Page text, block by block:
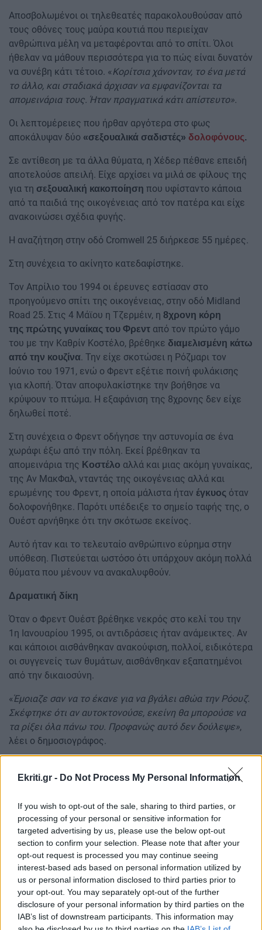
Ekriti.gr - Do Not Process My Personal Information
If you wish to opt-out of the sale, sharing to third parties, or
processing of your personal or sensitive information for
targeted advertising by us, please use the below opt-out
section to confirm your selection. Please note that after your
opt-out request is processed you may continue seeing
interest-based ads based on personal information utilized by
us or personal information disclosed to third parties prior to
your opt-out. You may separately opt-out of the further
disclosure of your personal information by third parties on the
IAB’s list of downstream participants. This information may
Αποσβολωμένοι οι τηλεθεατές παρακολουθούσαν από
τους οθόνες τους μαύρα κουτιά που περιείχαν
ανθρώπινα μέλη να μεταφέρονται από το σπίτι. Όλοι
ήθελαν να μάθουν περισσότερα για το πώς είναι δυνατόν
να συνέβη κάτι τέτοιο. «Κορίτσια χάνονταν, το ένα μετά
το άλλο, και σταδιακά άρχισαν να εμφανίζονται τα
απομεινάρια τους. Ήταν πραγματικά κάτι απίστευτο».
Οι λεπτομέρειες που ήρθαν αργότερα στο φως
αποκάλυψαν δύο «σεξουαλικά σαδιστές» δολοφόνους.
Σε αντίθεση με τα άλλα θύματα, η Χέδερ πέθανε επειδή
αποτελούσε απειλή. Είχε αρχίσει να μιλά σε φίλους της
για τη σεξουαλική κακοποίηση που υφίσταντο κάποια
από τα παιδιά της οικογένειας από τον πατέρα και είχε
ανακοινώσει σχέδια φυγής.
Η αναζήτηση στην οδό Cromwell 25 διήρκεσε 55 ημέρες.
Στη συνέχεια το ακίνητο κατεδαφίστηκε.
Τον Απρίλιο του 1994 οι έρευνες εστίασαν στο
προηγούμενο σπίτι της οικογένειας, στην οδό Midland
Road 25. Στις 4 Μάϊου η Τζερμέιν, η 8χρονη κόρη
της πρώτης γυναίκας του Φρεντ από τον πρώτο γάμο
του με την Καθρίν Κοστέλο, βρέθηκε διαμελισμένη κάτω
από την κουζίνα. Την είχε σκοτώσει η Ρόζμαρι τον
Ιούνιο του 1971, ενώ ο Φρεντ εξέτιε ποινή φυλάκισης
για κλοπή. Όταν αποφυλακίστηκε την βοήθησε να
κρύψουν το πτώμα. Η εξαφάνιση της 8χρονης δεν είχε
δηλωθεί ποτέ.
Στη συνέχεια ο Φρεντ οδήγησε την αστυνομία σε ένα
χωράφι έξω από την πόλη. Εκεί βρέθηκαν τα
απομεινάρια της Κοστέλο αλλά και μιας ακόμη γυναίκας,
της Αν ΜακΦαλ, νταντάς της οικογένειας αλλά και
ερωμένης του Φρεντ, η οποία μάλιστα ήταν έγκυος όταν
δολοφονήθηκε. Παρότι υπέδειξε το σημείο ταφής της, ο
Ουέστ αρνήθηκε ότι την σκότωσε εκείνος.
Αυτό ήταν και το τελευταίο ανθρώπινο εύρημα στην
υπόθεση. Πιστεύεται ωστόσο ότι υπάρχουν ακόμη πολλά
θύματα που μένουν να ανακαλυφθούν.
Δραματική δίκη
Όταν ο Φρεντ Ουέστ βρέθηκε νεκρός στο κελί του την
1η Ιανουαρίου 1995, οι αντιδράσεις ήταν ανάμεικτες. Αν
και κάποιοι αισθάνθηκαν ανακούφιση, πολλοί, ειδικότερα
οι συγγενείς των θυμάτων, αισθάνθηκαν εξαπατημένοι
από την δικαιοσύνη.
«Έμοιαζε σαν να το έκανε για να βγάλει αθώα την Ρόουζ.
Σκέφτηκε ότι αν αυτοκτονούσε, εκείνη θα μπορούσε να
τα ρίξει όλα πάνω του. Προφανώς αυτό δεν δούλεψε»,
λέει ο δημοσιογράφος.
με τη δικαιοσύνη για δέκα δολοφονίες. Η δίκη
άκουσε την καταδίκη της ανέκφραστη. Το 1996
απορρίφθηκε μια έφεσή της και την επόμενη χρονιά η
καταδίκη της μετατράπηκε «δια βίου» φυλάκιση.